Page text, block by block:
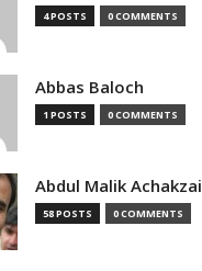
4 POSTS 0 COMMENTS
Abbas Baloch
1 POSTS 0 COMMENTS
Abdul Malik Achakzai
58 POSTS 0 COMMENTS